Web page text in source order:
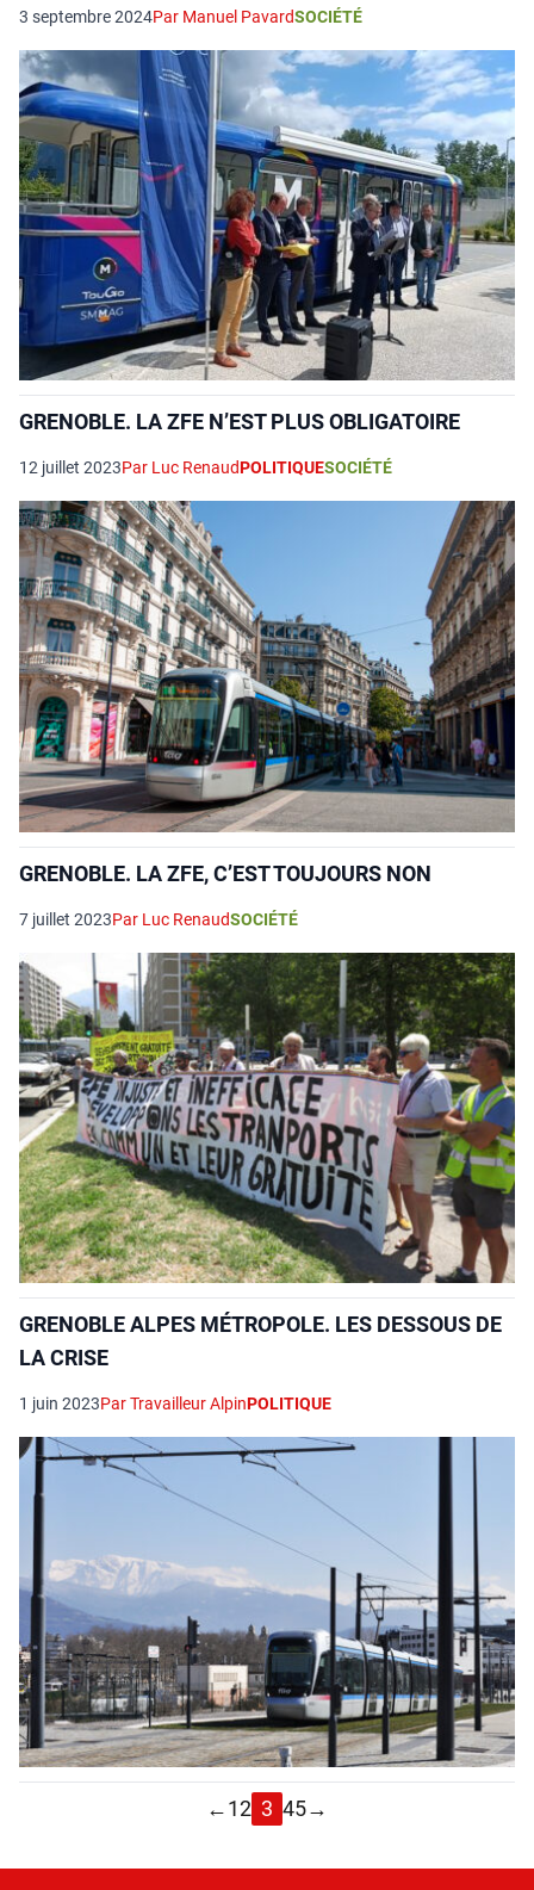
3 septembre 2024Par Manuel PavardSOCIÉTÉ
GRENOBLE. LA ZFE N’EST PLUS OBLIGATOIRE
12 juillet 2023Par Luc RenaudPOLITIQUESOCIÉTÉ
GRENOBLE. LA ZFE, C’EST TOUJOURS NON
7 juillet 2023Par Luc RenaudSOCIÉTÉ
GRENOBLE ALPES MÉTROPOLE. LES DESSOUS DE
LA CRISE
1 juin 2023Par Travailleur AlpinPOLITIQUE
←12 3 45→